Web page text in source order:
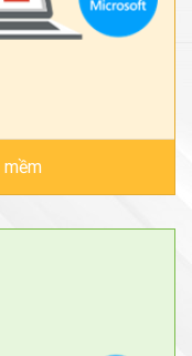
mềm